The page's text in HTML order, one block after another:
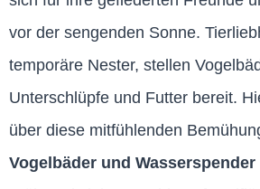
vor der sengenden Sonne.
temporäre Nester, stellen
Unterschlüpfe und Futter bereit.
über diese mitfühlenden
Vogelbäder und Wasserspender